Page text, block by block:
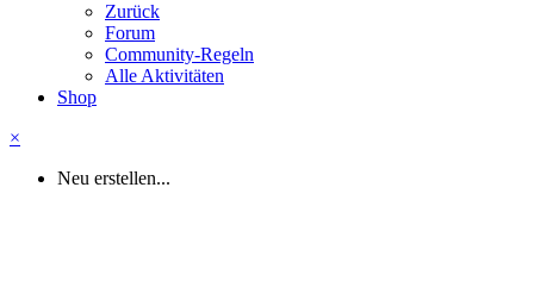
Zurück
Forum
Community-Regeln
Alle Aktivitäten
Shop
×
Neu erstellen...